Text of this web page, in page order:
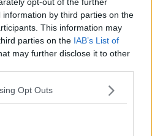
by third parties on the
This information may
parties on the IAB’s List of
may further disclose it to other
Opt Outs